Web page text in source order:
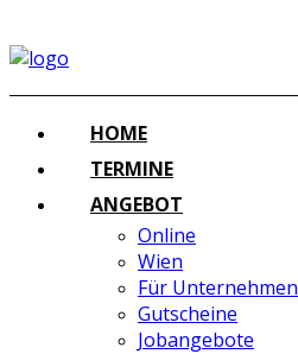
HOME
TERMINE
ANGEBOT
Online
Wien
Für Unternehmen
Gutscheine
Jobangebote